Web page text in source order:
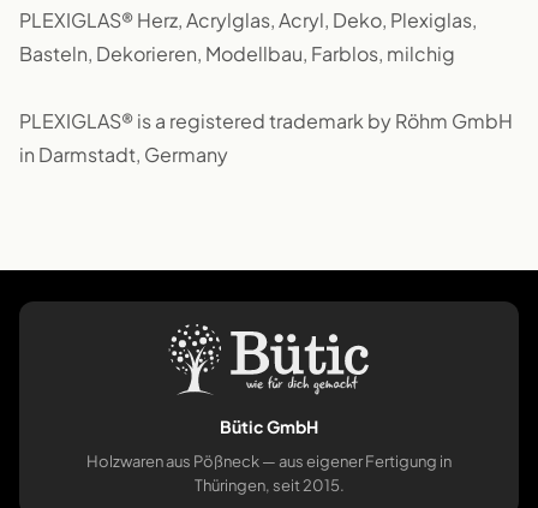
PLEXIGLAS® Herz, Acrylglas, Acryl, Deko, Plexiglas,
Basteln, Dekorieren, Modellbau, Farblos, milchig
PLEXIGLAS® is a registered trademark by Röhm GmbH
in Darmstadt, Germany
Bütic GmbH
Holzwaren aus Pößneck — aus eigener Fertigung in
Thüringen, seit 2015.